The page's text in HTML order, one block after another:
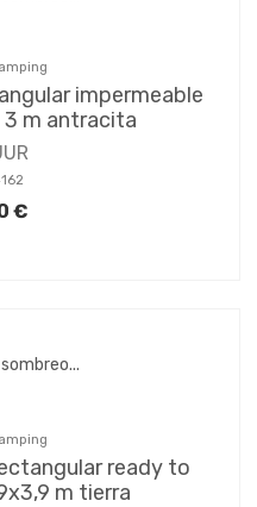
impermeable
m antracita
€
ready to
m tierra